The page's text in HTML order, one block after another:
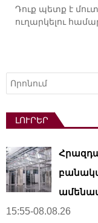
Դուք պետք է
ուղարկելու
Որոնել
ԼՈՒՐԵՐ
15:55-08.08.26